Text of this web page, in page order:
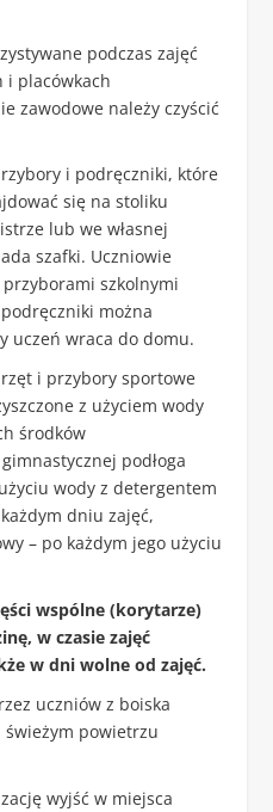
podczas zajęć
i placówkach
zawodowe należy czyścić
i podręczniki, które
się na stoliku
lub we własnej
szafki. Uczniowie
szkolnymi
można
uczeń wraca do domu.
i przybory sportowe
z użyciem wody
środków
podłoga
wody z detergentem
dniu zajęć,
– po każdym jego użyciu
wspólne (korytarze)
w czasie zajęć
w dni wolne od zajęć.
uczniów z boiska
świeżym powietrzu
wyjść w miejsca